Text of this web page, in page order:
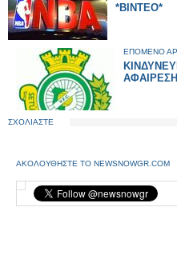
*ΒΙΝΤΕΟ*
ΕΠΟΜΕΝΟ
ΣΧΟΛΙΑΣΤΕ
ΑΚΟΛΟΥΘΗΣΤΕ ΤΟ NEWSNOWGR.COM